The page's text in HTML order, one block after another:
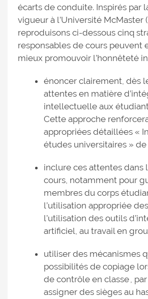
écarts de conduite. Inspirés par
vigueur à l’Université McMaster
reproduisons ci-dessous cinq
responsables de cours peuvent
mieux promouvoir l’honnêteté
énoncer clairement, dès
attentes en matière
intellectuelle aux
Cette approche
appropriées détaillées «
études universitaires »
inclure ces attentes dans
cours, notamment pour
membres du corps
l’utilisation appropriée
l’utilisation des outils
artificiel, au travail en
utiliser des mécanismes
possibilités de copiage
de contrôle en classe ,
assigner des sièges au